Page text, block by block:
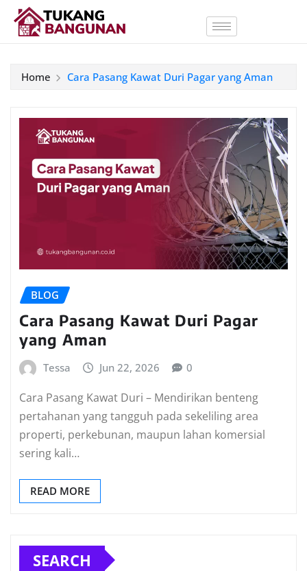
Home Cara Pasang Kawat Duri Pagar yang Aman
BLOG
Cara Pasang Kawat Duri Pagar
yang Aman
Tessa Jun 22, 2026 0
Cara Pasang Kawat Duri – Mendirikan benteng
pertahanan yang tangguh pada sekeliling area
properti, perkebunan, maupun lahan komersial
sering kali…
READ MORE
SEARCH